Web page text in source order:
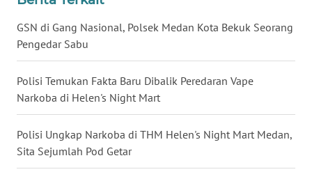
GSN di Gang Nasional, Polsek Medan Kota Bekuk Seorang
Pengedar Sabu
Polisi Temukan Fakta Baru Dibalik Peredaran Vape
Narkoba di Helen's Night Mart
Polisi Ungkap Narkoba di THM Helen's Night Mart Medan,
Sita Sejumlah Pod Getar
WN
DANAU
WN
LANGKAT